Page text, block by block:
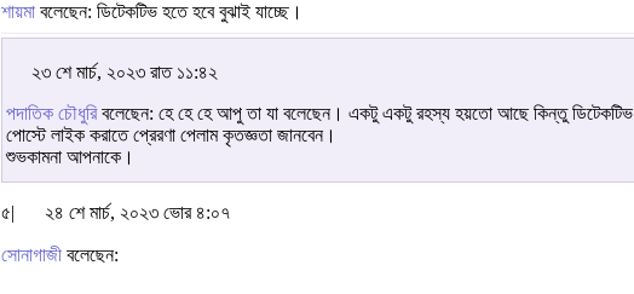
শায়মা বলেছেন: ডিটেকটিভ হতে হবে বুঝাই যাচ্ছে।
২৩ শে মার্চ, ২০২৩ রাত ১১:৪২
পদাতিক চৌধুরিবলেছেন: হে হে হে আপু তা যা বলেছেন। একটু একটু রহস্য হয়তো আছে কিন্তু ডিটেকটিভ
পোস্টে লাইক করাতে প্রেরণা পেলাম কৃতজ্ঞতা জানবেন।
শুভকামনা আপনাকে।
৫| ২৪ শে মার্চ, ২০২৩ ভোর ৪:০৭
সোনাগাজী বলেছেন: